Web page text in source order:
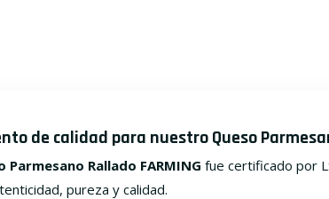
de calidad para nuestro Queso
Parmesano Rallado FARMING fue certificado por
pureza y calidad.